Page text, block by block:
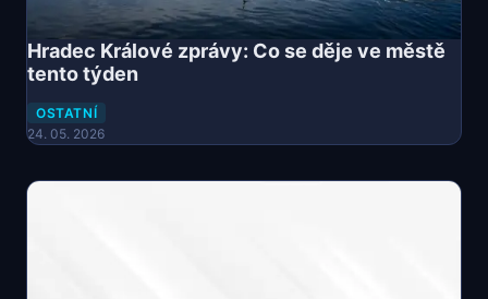
Hradec Králové zprávy: Co se děje ve městě
tento týden
OSTATNÍ
24. 05. 2026